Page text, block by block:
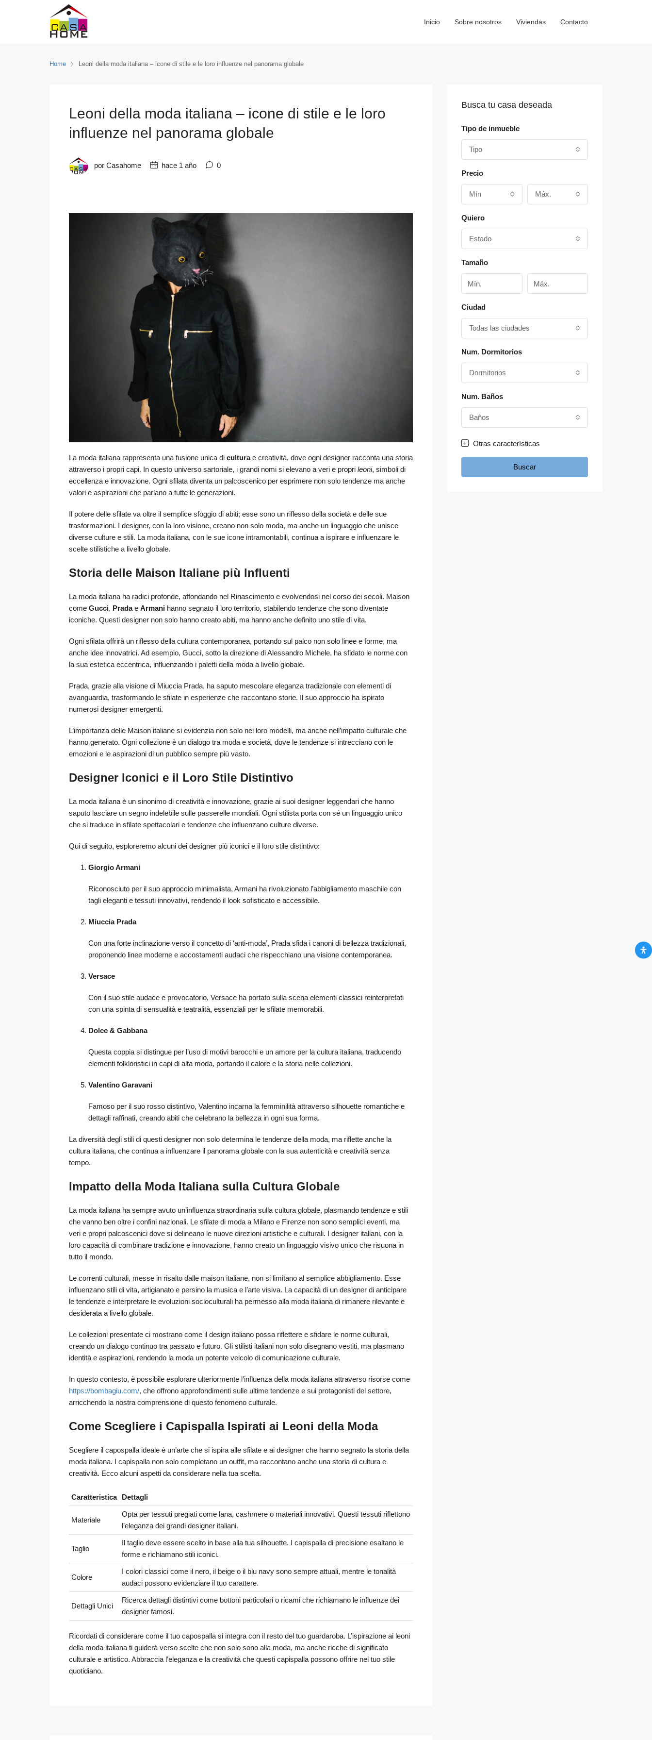
Inicio Sobre nosotros Viviendas Contacto
Home Leoni della moda italiana – icone di stile e le loro influenze nel panorama globale
Leoni della moda italiana – icone di stile e le loro
influenze nel panorama globale
por Casahome hace 1 año 0
La moda italiana rappresenta una fusione unica di culturae creatività, dove ogni designer racconta una storia
attraverso i propri capi. In questo universo sartoriale, i grandi nomi si elevano a veri e propri leoni, simboli di
eccellenza e innovazione. Ogni sfilata diventa un palcoscenico per esprimere non solo tendenze ma anche
valori e aspirazioni che parlano a tutte le generazioni.
Il potere delle sfilate va oltre il semplice sfoggio di abiti; esse sono un riflesso della società e delle sue
trasformazioni. I designer, con la loro visione, creano non solo moda, ma anche un linguaggio che unisce
diverse culture e stili. La moda italiana, con le sue icone intramontabili, continua a ispirare e influenzare le
scelte stilistiche a livello globale.
Storia delle Maison Italiane più Influenti
La moda italiana ha radici profonde, affondando nel Rinascimento e evolvendosi nel corso dei secoli. Maison
come Gucci, Pradae Armani hanno segnato il loro territorio, stabilendo tendenze che sono diventate
iconiche. Questi designer non solo hanno creato abiti, ma hanno anche definito uno stile di vita.
Ogni sfilata offrirà un riflesso della cultura contemporanea, portando sul palco non solo linee e forme, ma
anche idee innovatrici. Ad esempio, Gucci, sotto la direzione di Alessandro Michele, ha sfidato le norme con
la sua estetica eccentrica, influenzando i paletti della moda a livello globale.
Prada, grazie alla visione di Miuccia Prada, ha saputo mescolare eleganza tradizionale con elementi di
avanguardia, trasformando le sfilate in esperienze che raccontano storie. Il suo approccio ha ispirato
numerosi designer emergenti.
L’importanza delle Maison italiane si evidenzia non solo nei loro modelli, ma anche nell’impatto culturale che
hanno generato. Ogni collezione è un dialogo tra moda e società, dove le tendenze si intrecciano con le
emozioni e le aspirazioni di un pubblico sempre più vasto.
Designer Iconici e il Loro Stile Distintivo
La moda italiana è un sinonimo di creatività e innovazione, grazie ai suoi designer leggendari che hanno
saputo lasciare un segno indelebile sulle passerelle mondiali. Ogni stilista porta con sé un linguaggio unico
che si traduce in sfilate spettacolari e tendenze che influenzano culture diverse.
Qui di seguito, esploreremo alcuni dei designer più iconici e il loro stile distintivo:
Giorgio Armani
Riconosciuto per il suo approccio minimalista, Armani ha rivoluzionato l’abbigliamento maschile con
tagli eleganti e tessuti innovativi, rendendo il look sofisticato e accessibile.
Miuccia Prada
Con una forte inclinazione verso il concetto di ‘anti-moda’, Prada sfida i canoni di bellezza tradizionali,
proponendo linee moderne e accostamenti audaci che rispecchiano una visione contemporanea.
Versace
Con il suo stile audace e provocatorio, Versace ha portato sulla scena elementi classici reinterpretati
con una spinta di sensualità e teatralità, essenziali per le sfilate memorabili.
Dolce & Gabbana
Questa coppia si distingue per l’uso di motivi barocchi e un amore per la cultura italiana, traducendo
elementi folkloristici in capi di alta moda, portando il calore e la storia nelle collezioni.
Valentino Garavani
Famoso per il suo rosso distintivo, Valentino incarna la femminilità attraverso silhouette romantiche e
dettagli raffinati, creando abiti che celebrano la bellezza in ogni sua forma.
La diversità degli stili di questi designer non solo determina le tendenze della moda, ma riflette anche la
cultura italiana, che continua a influenzare il panorama globale con la sua autenticità e creatività senza
tempo.
Impatto della Moda Italiana sulla Cultura Globale
La moda italiana ha sempre avuto un’influenza straordinaria sulla cultura globale, plasmando tendenze e stili
che vanno ben oltre i confini nazionali. Le sfilate di moda a Milano e Firenze non sono semplici eventi, ma
veri e propri palcoscenici dove si delineano le nuove direzioni artistiche e culturali. I designer italiani, con la
loro capacità di combinare tradizione e innovazione, hanno creato un linguaggio visivo unico che risuona in
tutto il mondo.
Le correnti culturali, messe in risalto dalle maison italiane, non si limitano al semplice abbigliamento. Esse
influenzano stili di vita, artigianato e persino la musica e l’arte visiva. La capacità di un designer di anticipare
le tendenze e interpretare le evoluzioni socioculturali ha permesso alla moda italiana di rimanere rilevante e
desiderata a livello globale.
Le collezioni presentate ci mostrano come il design italiano possa riflettere e sfidare le norme culturali,
creando un dialogo continuo tra passato e futuro. Gli stilisti italiani non solo disegnano vestiti, ma plasmano
identità e aspirazioni, rendendo la moda un potente veicolo di comunicazione culturale.
In questo contesto, è possibile esplorare ulteriormente l’influenza della moda italiana attraverso risorse come
https://bombagiu.com/, che offrono approfondimenti sulle ultime tendenze e sui protagonisti del settore,
arricchendo la nostra comprensione di questo fenomeno culturale.
Come Scegliere i Capispalla Ispirati ai Leoni della Moda
Scegliere il capospalla ideale è un’arte che si ispira alle sfilate e ai designer che hanno segnato la storia della
moda italiana. I capispalla non solo completano un outfit, ma raccontano anche una storia di cultura e
creatività. Ecco alcuni aspetti da considerare nella tua scelta.
Caratteristica Dettagli
Materiale
Opta per tessuti pregiati come lana, cashmere o materiali innovativi. Questi tessuti riflettono
l’eleganza dei grandi designer italiani.
Taglio
Il taglio deve essere scelto in base alla tua silhouette. I capispalla di precisione esaltano le
forme e richiamano stili iconici.
Colore
I colori classici come il nero, il beige o il blu navy sono sempre attuali, mentre le tonalità
audaci possono evidenziare il tuo carattere.
Dettagli Unici
Ricerca dettagli distintivi come bottoni particolari o ricami che richiamano le influenze dei
designer famosi.
Ricordati di considerare come il tuo capospalla si integra con il resto del tuo guardaroba. L’ispirazione ai leoni
della moda italiana ti guiderà verso scelte che non solo sono alla moda, ma anche ricche di significato
culturale e artistico. Abbraccia l’eleganza e la creatività che questi capispalla possono offrire nel tuo stile
quotidiano.
Busca tu casa deseada
Tipo de inmueble
Tipo
Precio
Mín Máx.
Quiero
Estado
Tamaño
Ciudad
Todas las ciudades
Num. Dormitorios
Dormitorios
Num. Baños
Baños
Otras características
Buscar